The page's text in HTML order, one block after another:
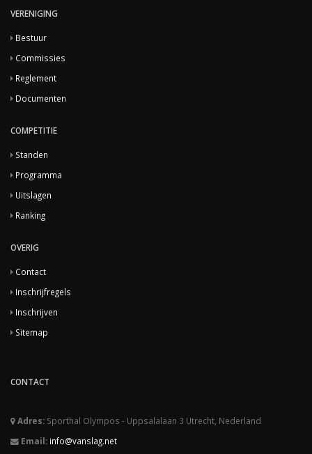
VERENIGING
Bestuur
Commissies
Reglement
Documenten
COMPETITIE
Standen
Programma
Uitslagen
Ranking
OVERIG
Contact
Inschrijfregels
Inschrijven
Sitemap
CONTACT
Adres: Sporthal Olympos - Uppsalalaan 3 Utrecht, Nederland
Email: info@vanslag.net